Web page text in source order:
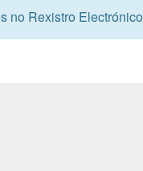
no Rexistro